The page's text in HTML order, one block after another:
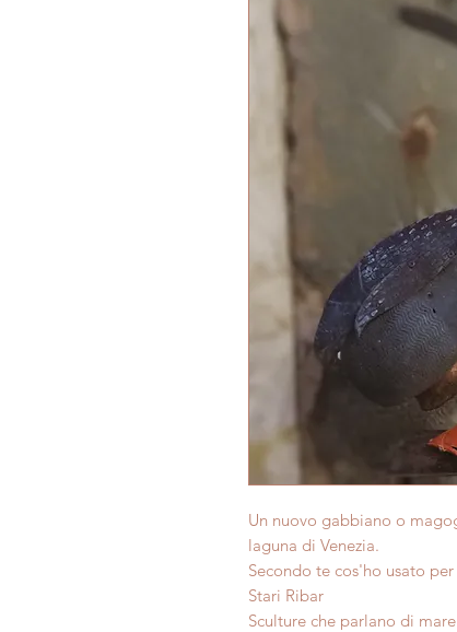
Un nuovo gabbiano o
laguna di Venezia.
Secondo te cos'ho usato
Stari Ribar
Sculture che parlano di mare